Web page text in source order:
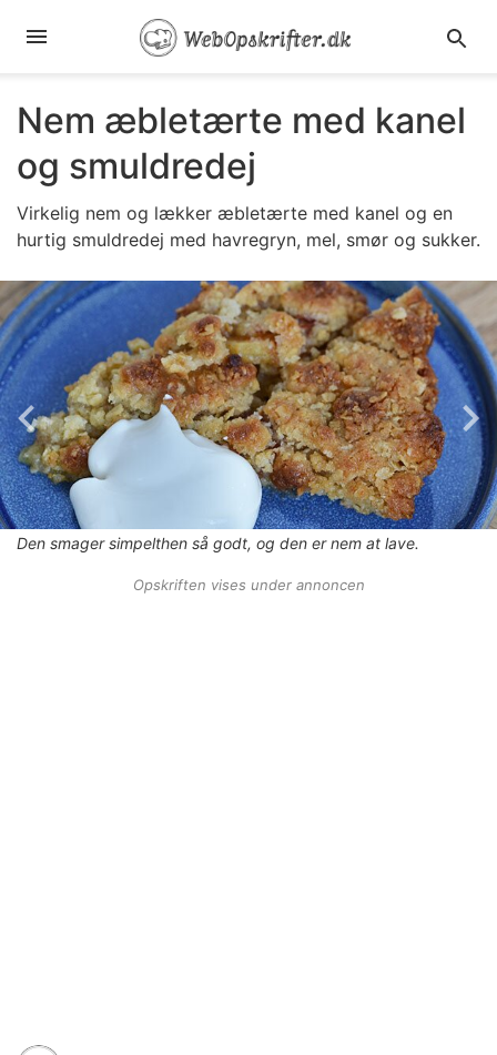
Nem æbletærte med kanel
og smuldredej
Virkelig nem og lækker æbletærte med kanel og en
hurtig smuldredej med havregryn, mel, smør og sukker.
Den smager simpelthen så godt, og den er nem at lave.
Opskriften vises under annoncen